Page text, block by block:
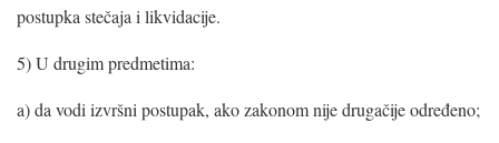
postupka stečaja i likvidacije.
5) U drugim predmetima:
a) da vodi izvršni postupak, ako zakonom nije drugačije određeno;